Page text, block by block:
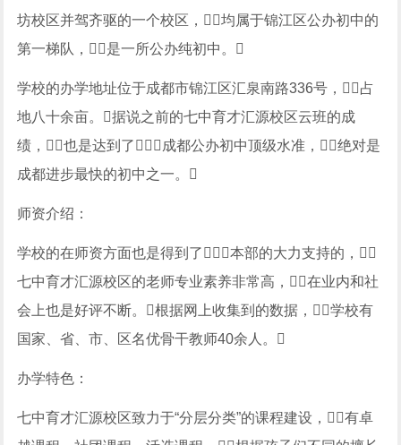
坊校区并驾齐驱的一个校区，均属于锦江区公办初中的
第一梯队，是一所公办纯初中。
学校的办学地址位于成都市锦江区汇泉南路336号，占
地八十余亩。据说之前的七中育才汇源校区云班的成
绩，也是达到了成都公办初中顶级水准，绝对是
成都进步最快的初中之一。
师资介绍：
学校的在师资方面也是得到了本部的大力支持的，
七中育才汇源校区的老师专业素养非常高，在业内和社
会上也是好评不断。根据网上收集到的数据，学校有
国家、省、市、区名优骨干教师40余人。
办学特色：
七中育才汇源校区致力于“分层分类”的课程建设，有卓